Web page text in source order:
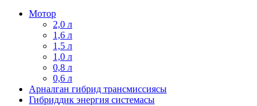
Мотор
2,0 л
1,6 л
1,5 л
1,0 л
0,8 л
0,6 л
Арналган гибрид трансмиссиясы
Гибриддик энергия системасы